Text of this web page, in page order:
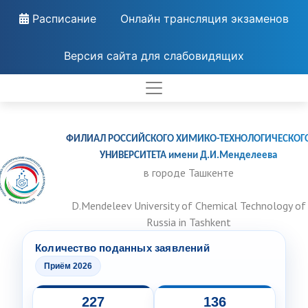
Расписание Онлайн трансляция экзаменов
Версия сайта для слабовидящих
ФИЛИАЛ РОССИЙСКОГО ХИМИКО-
УНИВЕРСИТЕТА имени Д.И.Менделеева
в городе Ташкенте
D.Mendeleev University of Chemical Technology of
Russia in Tashkent
Количество поданных заявлений
Приём 2026
227 136